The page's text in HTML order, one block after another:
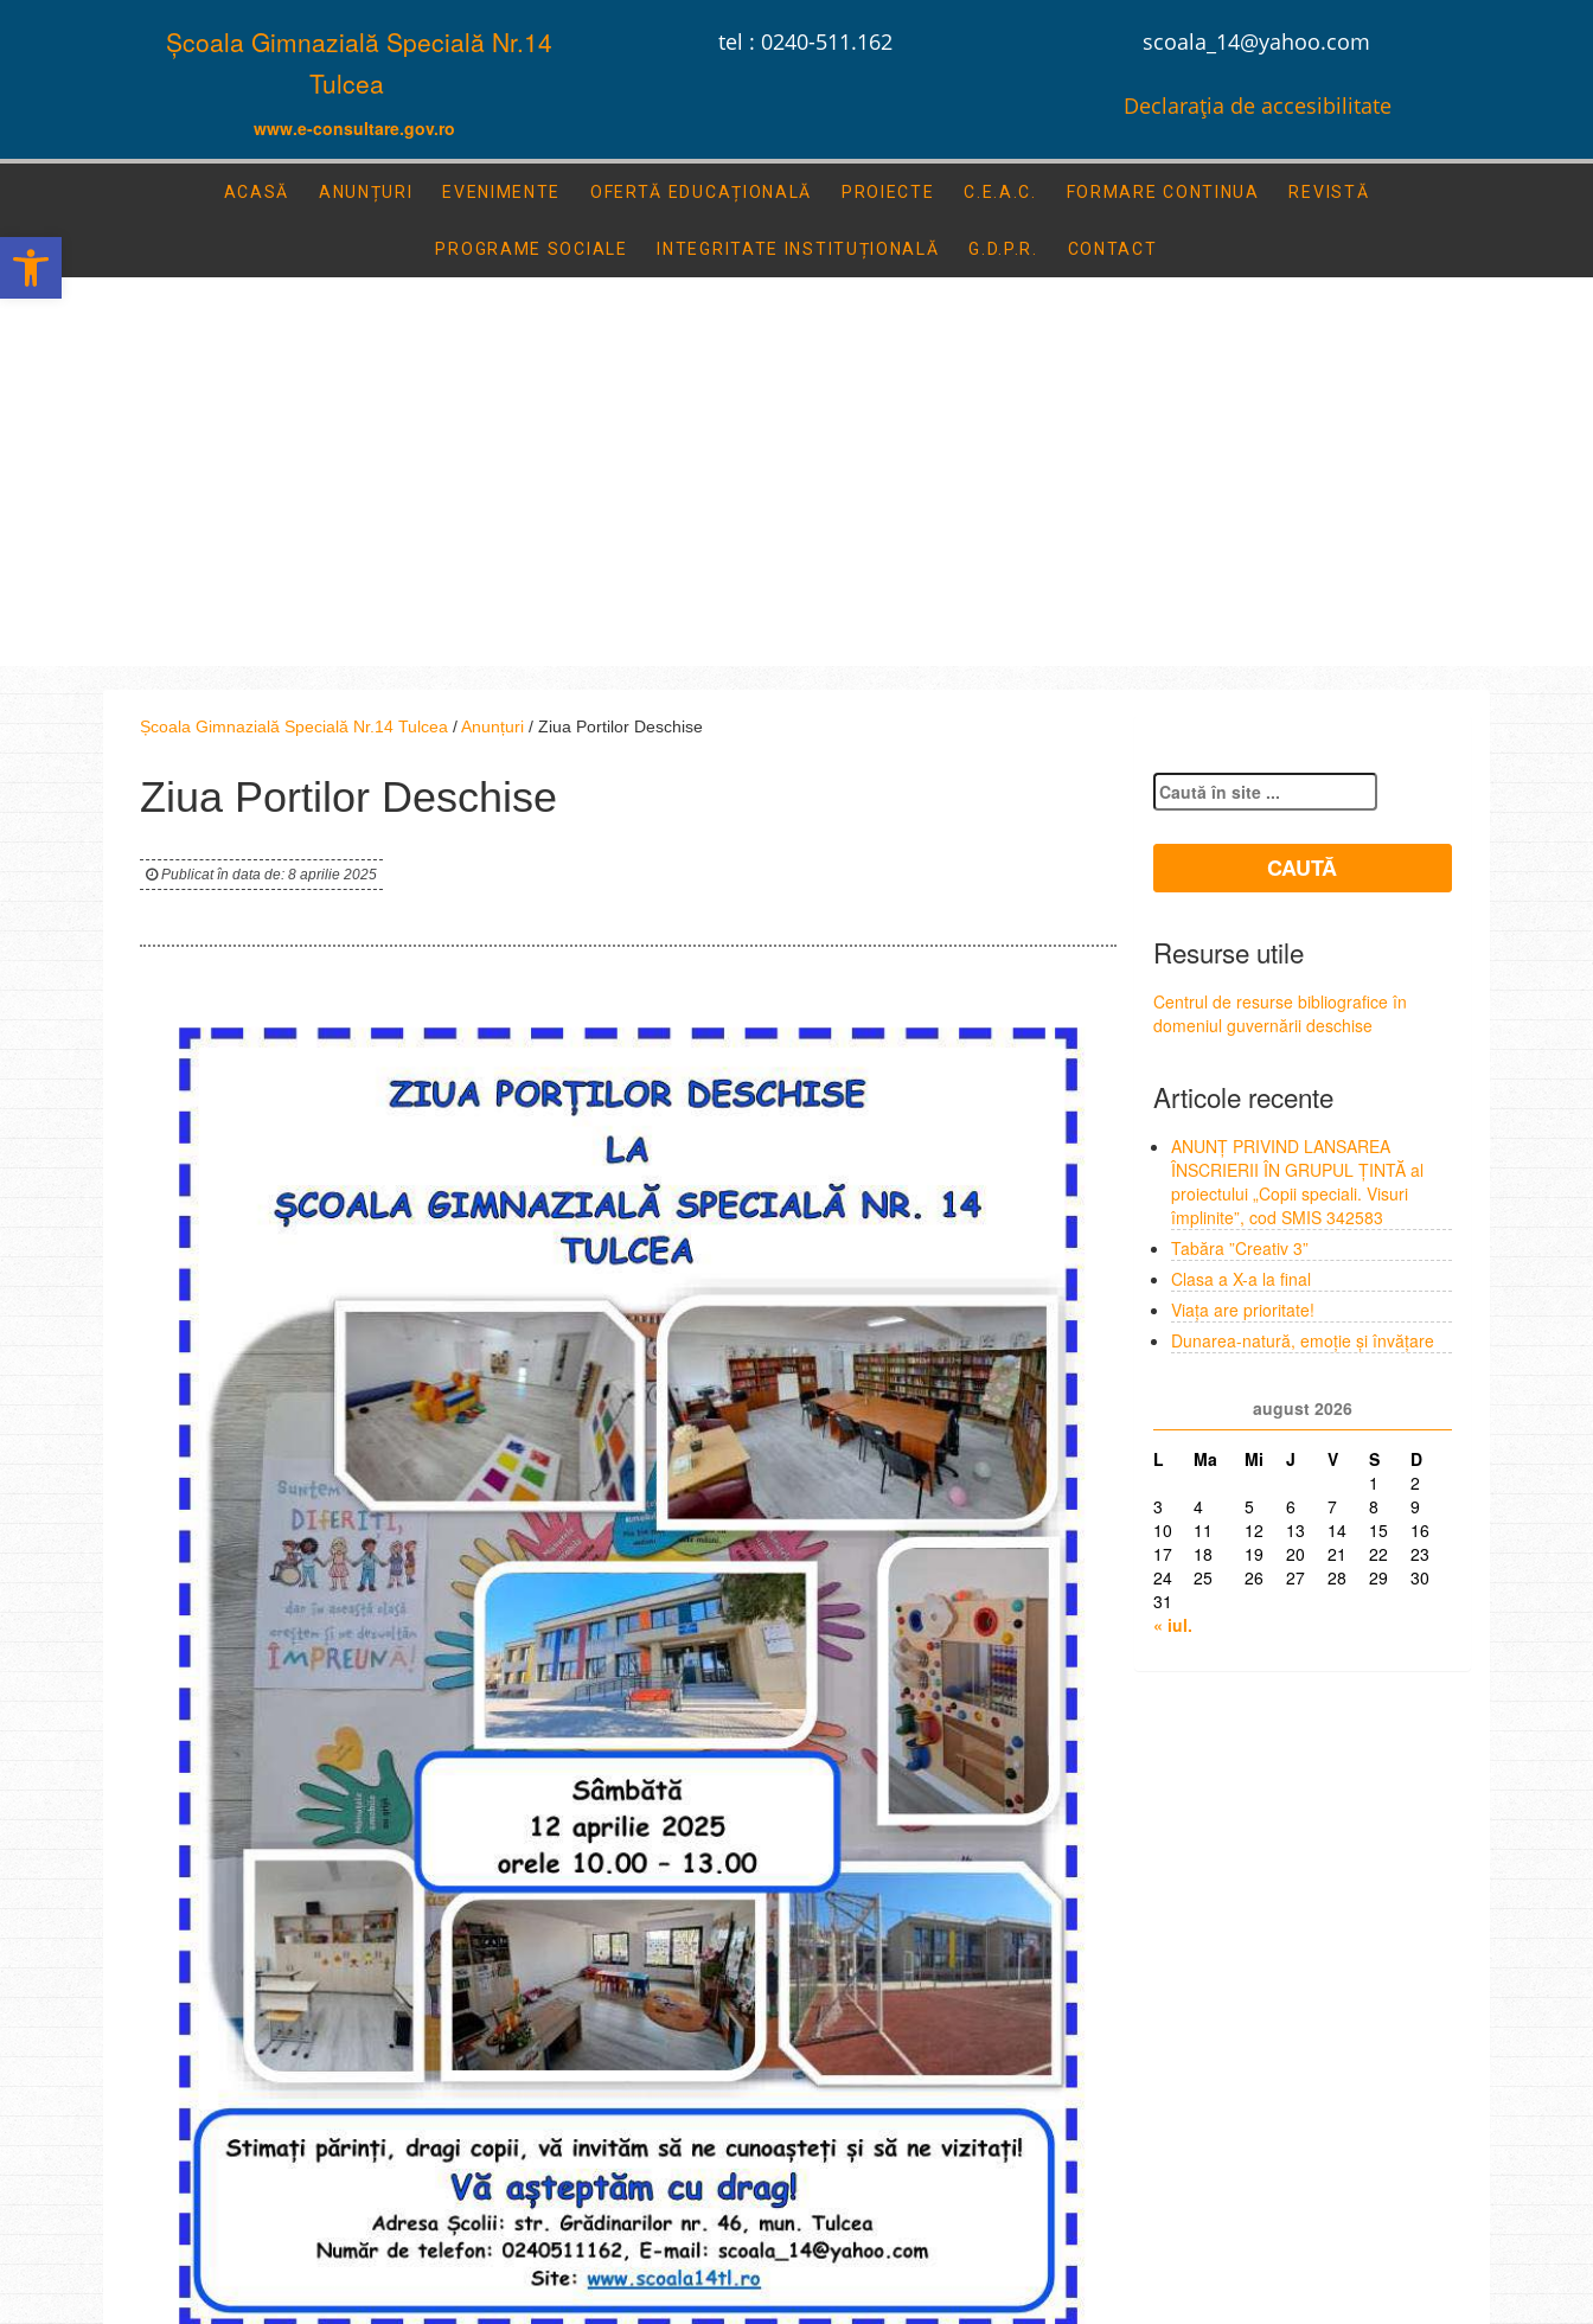
Școala Gimnazială Specială Nr.14
Tulcea
www.e-consultare.gov.ro
tel : 0240-511.162 scoala_14@yahoo.com
Declarația de accesibilitate
ACASĂ ANUNȚURI EVENIMENTE OFERTĂ EDUCAȚIONALĂ PROIECTE C.E.A.C. FORMARE CONTINUA REVISTĂ
PROGRAME SOCIALE INTEGRITATE INSTITUȚIONALĂ G.D.P.R. CONTACT
Școala Gimnazială Specială Nr.14 Tulcea /Anunțuri / Ziua Portilor Deschise
Ziua Portilor Deschise
Publicat în data de: 8 aprilie 2025
Resurse utile
Centrul de resurse bibliografice în
domeniul guvernării deschise
Articole recente
ANUNȚ PRIVIND LANSAREA
ÎNSCRIERII ÎN GRUPUL ȚINTĂ al
proiectului „Copii speciali. Visuri
împlinite”, cod SMIS 342583
Tabăra ”Creativ 3”
Clasa a X-a la final
Viața are prioritate!
Dunarea-natură, emoție și învățare
august 2026
L Ma Mi J V S
D
1
2
3
4 5 6 7 8
9
10
11 12 13 14 15
16
17
18 19 20 21 22
23
24
25 26 27 28 29
30
31
« iul.
Deschide bara de unelte